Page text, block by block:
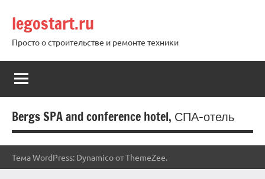
содержимому
legostart.ru
Просто о строительстве и ремонте техники
Bergs SPA and conference hotel, СПА-отель
Тема WordPress: Dynamico от ThemeZee.